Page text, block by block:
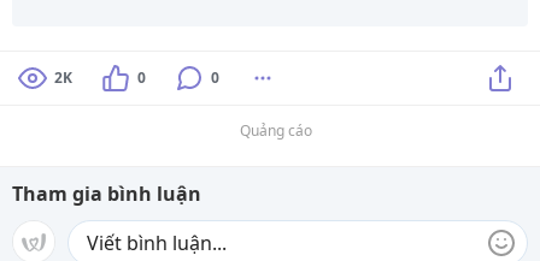
2K 0 0
Quảng cáo
Tham gia bình luận